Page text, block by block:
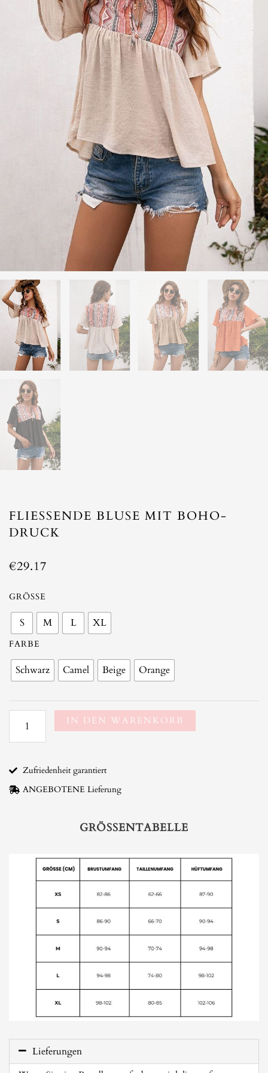
FLIESSENDE BLUSE MIT BOHO-
DRUCK
€29.17
GRÖSSE
S M L XL
FARBE
Schwarz Camel Beige Orange
Fliessende
mit
Boho-
Menge
IN DEN WARENKORB
Zufriedenheit garantiert
ANGEBOTENE Lieferung
GRÖSSENTABELLE
Lieferungen